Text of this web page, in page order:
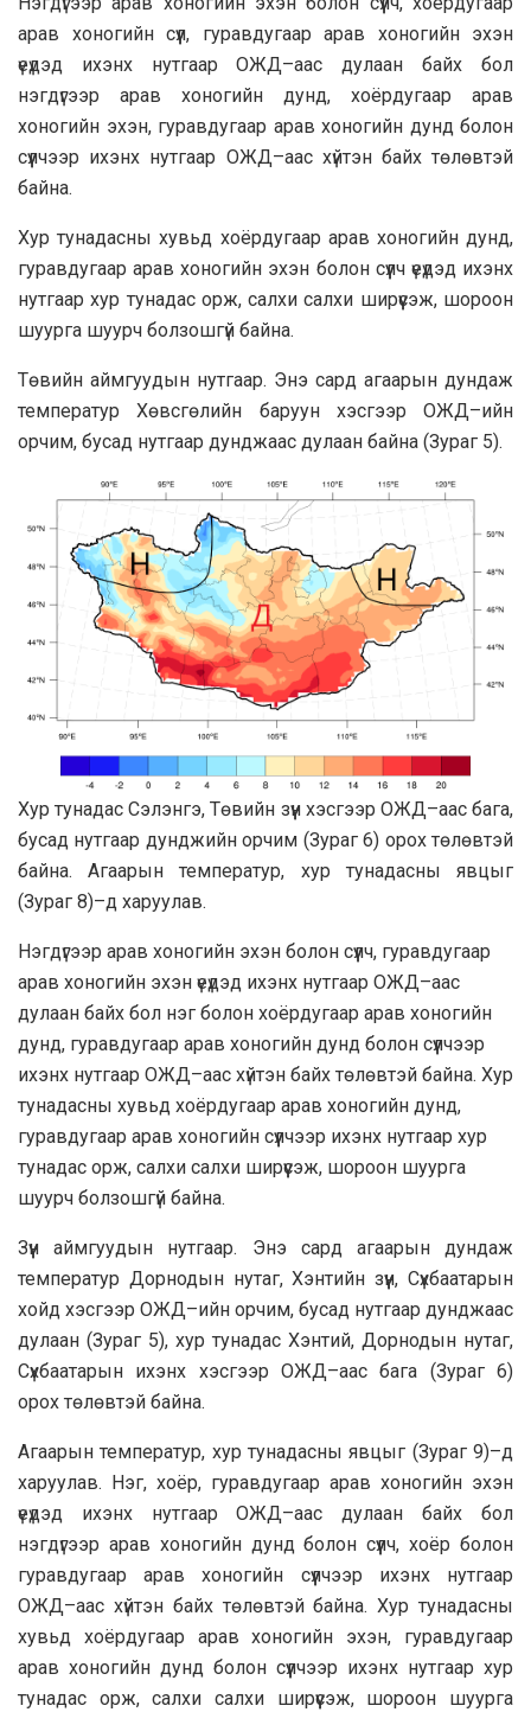
арав хоногийн сүүл, гуравдугаар арав хоногийн эхэн
үеүдэд ихэнх нутгаар ОЖД–аас дулаан байх бол
нэгдүгээр арав хоногийн дунд, хоёрдугаар арав
хоногийн эхэн, гуравдугаар арав хоногийн дунд болон
сүүлчээр ихэнх нутгаар ОЖД–аас хүйтэн байх төлөвтэй
байна.
Хур тунадасны хувьд хоёрдугаар арав хоногийн дунд,
гуравдугаар арав хоногийн эхэн болон сүүлч үеүдэд ихэнх
нутгаар хур тунадас орж, салхи салхи ширүүсэж, шороон
шуурга шуурч болзошгүй байна.
Төвийн аймгуудын нутгаар. Энэ сард агаарын дундаж
температур Хөвсгөлийн баруун хэсгээр ОЖД–ийн
орчим, бусад нутгаар дунджаас дулаан байна (Зураг 5).
Хур тунадас Сэлэнгэ, Төвийн зүүн хэсгээр ОЖД–аас бага,
бусад нутгаар дунджийн орчим (Зураг 6) орох төлөвтэй
байна. Агаарын температур, хур тунадасны явцыг
(Зураг 8)–д харуулав.
Нэгдүгээр арав хоногийн эхэн болон сүүлч, гуравдугаар
арав хоногийн эхэн үеүдэд ихэнх нутгаар ОЖД–аас
дулаан байх бол нэг болон хоёрдугаар арав хоногийн
дунд, гуравдугаар арав хоногийн дунд болон сүүлчээр
ихэнх нутгаар ОЖД–аас хүйтэн байх төлөвтэй байна. Хур
тунадасны хувьд хоёрдугаар арав хоногийн дунд,
гуравдугаар арав хоногийн сүүлчээр ихэнх нутгаар хур
тунадас орж, салхи салхи ширүүсэж, шороон шуурга
шуурч болзошгүй байна.
Зүүн аймгуудын нутгаар. Энэ сард агаарын дундаж
температур Дорнодын нутаг, Хэнтийн зүүн, Сүхбаатарын
хойд хэсгээр ОЖД–ийн орчим, бусад нутгаар дунджаас
дулаан (Зураг 5), хур тунадас Хэнтий, Дорнодын нутаг,
Сүхбаатарын ихэнх хэсгээр ОЖД–аас бага (Зураг 6)
орох төлөвтэй байна.
Агаарын температур, хур тунадасны явцыг (Зураг 9)–д
харуулав. Нэг, хоёр, гуравдугаар арав хоногийн эхэн
үеүдэд ихэнх нутгаар ОЖД–аас дулаан байх бол
нэгдүгээр арав хоногийн дунд болон сүүлч, хоёр болон
гуравдугаар арав хоногийн сүүлчээр ихэнх нутгаар
ОЖД–аас хүйтэн байх төлөвтэй байна. Хур тунадасны
хувьд хоёрдугаар арав хоногийн эхэн, гуравдугаар
арав хоногийн дунд болон сүүлчээр ихэнх нутгаар хур
тунадас орж, салхи салхи ширүүсэж, шороон шуурга